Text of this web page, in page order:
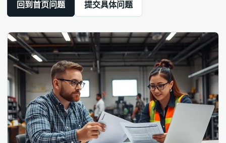
回到首页问题 提交具体问题